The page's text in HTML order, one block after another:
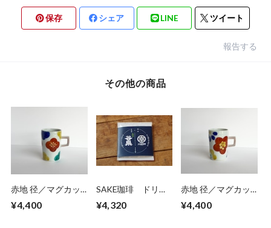
保存 シェア LINE ツイート
報告する
その他の商品
赤地 径／マグカッ
¥4,400
SAKE珈琲 ドリッ
り
¥4,320
赤地 径／マグカッ
¥4,400